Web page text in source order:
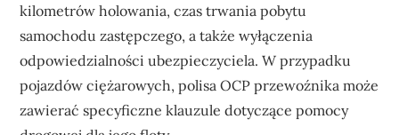
kilometrów holowania, czas trwania pobytu
samochodu zastępczego, a także wyłączenia
odpowiedzialności ubezpieczyciela. W przypadku
pojazdów ciężarowych, polisa OCP przewoźnika może
zawierać specyficzne klauzule dotyczące pomocy